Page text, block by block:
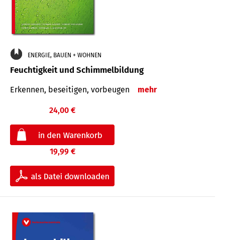
ENERGIE, BAUEN + WOHNEN
Feuchtigkeit und Schimmelbildung
Erkennen, beseitigen, vorbeugen mehr
24,00 €
19,99 €